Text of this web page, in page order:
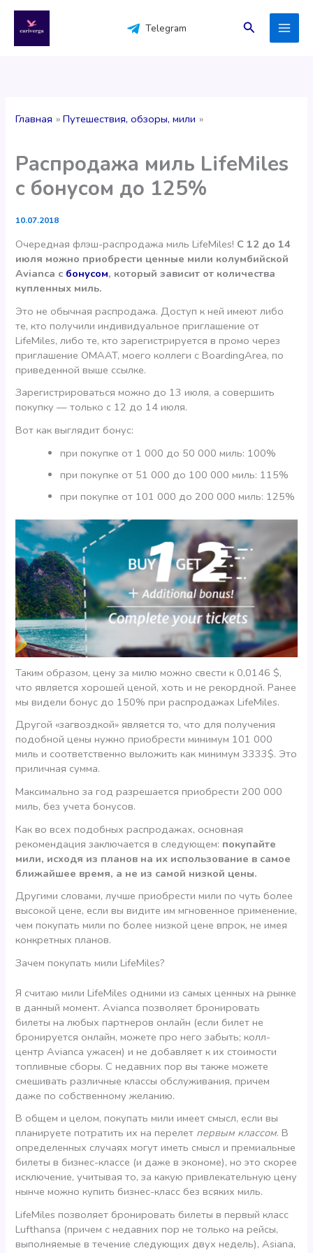
содержимому
Telegram Поиск
Главная Путешествия, обзоры, мили
Распродажа миль LifeMiles
с бонусом до 125%
10.07.2018
Очередная флэш-распродажа миль LifeMiles! С 12 до 14
июля можно приобрести ценные мили колумбийской
Avianca с бонусом, который зависит от количества
купленных миль.
Это не обычная распродажа. Доступ к ней имеют либо
те, кто получили индивидуальное приглашение от
LifeMiles, либо те, кто зарегистрируется в промо через
приглашение OMAAT, моего коллеги с BoardingArea, по
приведенной выше ссылке.
Зарегистрироваться можно до 13 июля, а совершить
покупку — только с 12 до 14 июля.
Вот как выглядит бонус:
при покупке от 1 000 до 50 000 миль: 100%
при покупке от 51 000 до 100 000 миль: 115%
при покупке от 101 000 до 200 000 миль: 125%
Таким образом, цену за милю можно свести к 0,0146 $,
что является хорошей ценой, хоть и не рекордной. Ранее
мы видели бонус до 150% при распродажах LifeMiles.
Другой «загвоздкой» является то, что для получения
подобной цены нужно приобрести минимум 101 000
миль и соответственно выложить как минимум 3333$. Это
приличная сумма.
Максимально за год разрешается приобрести 200 000
миль, без учета бонусов.
Как во всех подобных распродажах, основная
рекомендация заключается в следующем: покупайте
мили, исходя из планов на их использование в самое
ближайшее время, а не из самой низкой цены.
Другими словами, лучше приобрести мили по чуть более
высокой цене, если вы видите им мгновенное применение,
чем покупать мили по более низкой цене впрок, не имея
конкретных планов.
Зачем покупать мили LifeMiles?
Я считаю мили LifeMiles одними из самых ценных на рынке
в данный момент. Avianca позволяет бронировать
билеты на любых партнеров онлайн (если билет не
бронируется онлайн, можете про него забыть; колл-
центр Avianca ужасен) и не добавляет к их стоимости
топливные сборы. С недавних пор вы также можете
смешивать различные классы обслуживания, причем
даже по собственному желанию.
В общем и целом, покупать мили имеет смысл, если вы
планируете потратить их на перелет первым классом. В
определенных случаях могут иметь смысл и премиальные
билеты в бизнес-классе (и даже в экономе), но это скорее
исключение, учитывая то, за какую привлекательную цену
нынче можно купить бизнес-класс без всяких миль.
LifeMiles позволяет бронировать билеты в первый класс
Lufthansa (причем с недавних пор не только на рейсы,
выполняемые в течение следующих двух недель), Asiana,